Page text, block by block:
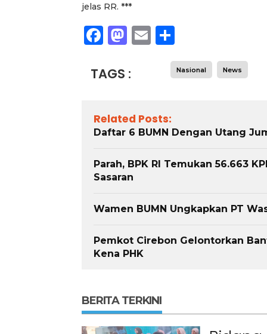
jelas RR. ***
Facebook
Mastodon
Email
TAGS : Nasional News
Related Posts:
Daftar 6 BUMN Dengan Utang
Parah, BPK RI Temukan 56.663
Sasaran
Wamen BUMN Ungkapkan PT
Pemkot Cirebon Gelontorkan
Kena PHK
BERITA TERKINI